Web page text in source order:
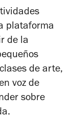
plataforma
de la
de arte,
voz de
sobre